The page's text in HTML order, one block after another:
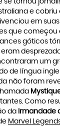
se tornou
e cobriu
em
que começou
góticos
eram
um
de língua
não foram
Como
da Irmandade
Marvel